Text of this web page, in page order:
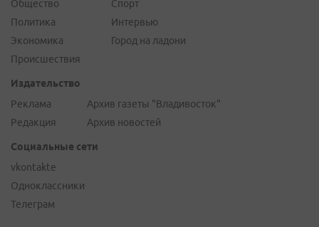
Общество
Политика
Экономика
Происшествия
Спорт
Интервью
Город на ладони
Издательство
Реклама
Редакция
Архив газеты "Владивосток"
Архив новостей
Социальные сети
vkontakte
Одноклассники
Телеграм